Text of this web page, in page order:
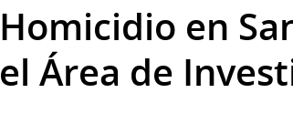
Homicidio en
el Área de